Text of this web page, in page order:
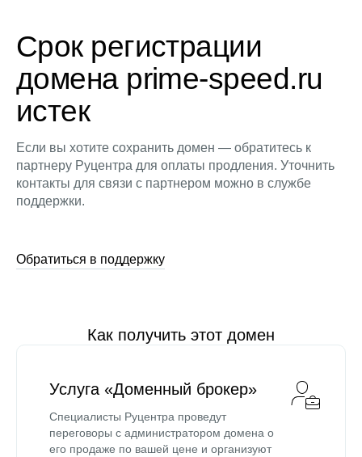
Срок регистрации
домена prime-speed.ru
истек
Если вы хотите сохранить домен — обратитесь к
партнеру Руцентра для оплаты продления. Уточнить
контакты для связи с партнером можно в службе
поддержки.
Обратиться в поддержку
Как получить этот домен
Услуга «Доменный брокер»
Специалисты Руцентра проведут
переговоры с администратором домена о
его продаже по вашей цене и организуют